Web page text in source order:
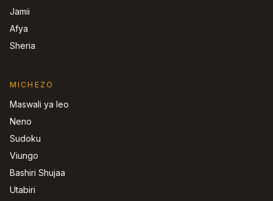
Jamii
Afya
Sheria
MICHEZO
Maswali ya leo
Neno
Sudoku
Viungo
Bashiri Shujaa
Utabiri